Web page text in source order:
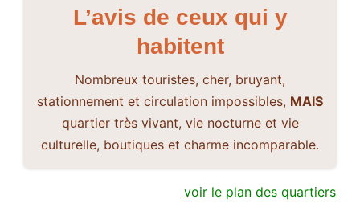
L’avis de ceux qui y
habitent
Nombreux touristes, cher, bruyant,
stationnement et circulation impossibles, MAIS
quartier très vivant, vie nocturne et vie
culturelle, boutiques et charme incomparable.
voir le plan des quartiers